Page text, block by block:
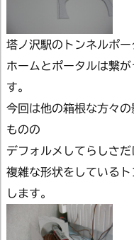
塔ノ沢駅のトンネルポー
ホームとポータルは繋
す。
今回は他の箱根な方々
ものの
デフォルメしてらしさだ
複雑な形状をしている
します。